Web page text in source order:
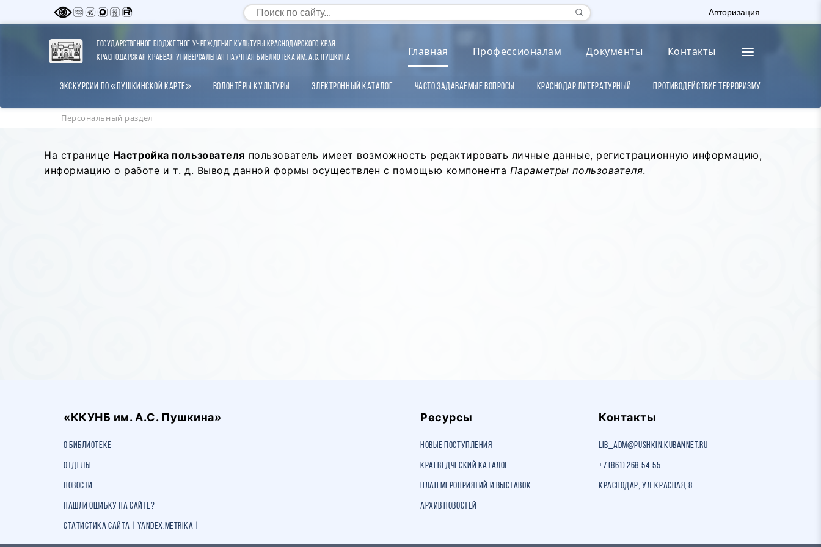
Авторизация
Государственное бюджетное учреждение культуры Краснодарского края
Краснодарская краевая универсальная научная библиотека им. А.С. Пушкина
Главная Профессионалам Документы Контакты
Экскурсии по «Пушкинской карте» Волонтёры Культуры Электронный каталог Часто задаваемые вопросы Краснодар литературный Противодействие терроризму
Персональный раздел
На странице Настройка пользователя пользователь имеет возможность редактировать личные данные, регистрационную информацию,
информацию о работе и т. д. Вывод данной формы осуществлен с помощью компонента Параметры пользователя.
«ККУНБ им. А.С. Пушкина»
О библиотеке
Отделы
Новости
Нашли ошибку на сайте?
Статистика сайта | Yandex.Metrika |
Ресурсы
Новые поступления
Краеведческий каталог
План мероприятий и выставок
Архив новостей
Контакты
lib_adm@pushkin.kubannet.ru
+7 (861) 268-54-55
Краснодар, ул. Красная, 8